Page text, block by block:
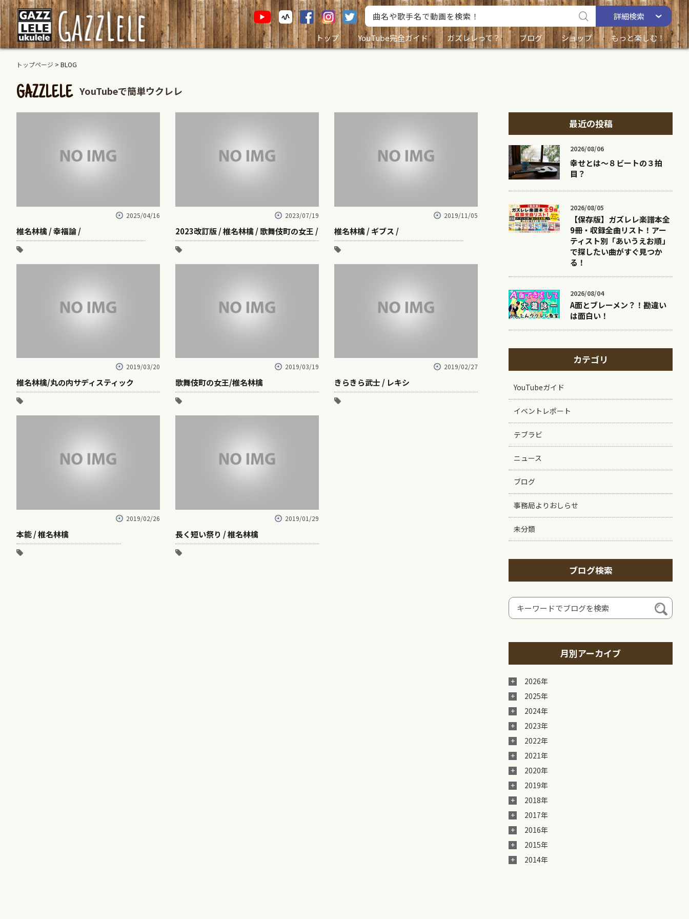
詳細検索
トップ
YouTube完全ガイド ガズレレって？ ブログ ショップ もっと楽しむ！
トップページ > BLOG
GAZZLELE YouTubeで簡単ウクレレ
2025/04/16
椎名林檎 / 幸福論 /
2023/07/19
2023改訂版 / 椎名林檎 / 歌舞伎町の女王 /
2019/11/05
椎名林檎 / ギブス /
2019/03/20
椎名林檎/丸の内サディスティック
2019/03/19
歌舞伎町の女王/椎名林檎
2019/02/27
きらきら武士 / レキシ
2019/02/26
本能 / 椎名林檎
2019/01/29
長く短い祭り / 椎名林檎
最近の投稿
2026/08/06
幸せとは〜８ビートの３拍
目？
2026/08/05
【保存版】ガズレレ楽譜本全
9冊・収録全曲リスト！アー
ティスト別「あいうえお順」
で探したい曲がすぐ見つか
る！
2026/08/04
A面とブレーメン？！勘違い
は面白い！
カテゴリ
YouTubeガイド
イベントレポート
テブラビ
ニュース
ブログ
事務局よりおしらせ
未分類
ブログ検索
月別アーカイブ
2026年
2025年
2024年
2023年
2022年
2021年
2020年
2019年
2018年
2017年
2016年
2015年
2014年